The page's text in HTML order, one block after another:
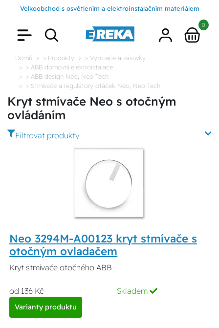
Velkoobchod s osvětlením a elektroinstalačním materiálem
0
Domů > Produkty
> Vypínače a zásuvky
> ABB domovní elektroistalace
> ABB design Neo, Neo Tech
> Stmívače a regulátory otáček Neo, Neo Tech
Kryt stmívače Neo s otočným
ovládáním
Filtrovat produkty
Neo 3294M-A00123 kryt stmívače s
otočným ovladačem
Kryt stmívače otočného ABB
od 136 Kč Skladem
Varianty produktu